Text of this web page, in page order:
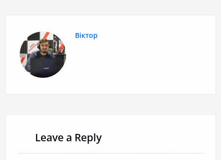
Віктор
Leave a Reply